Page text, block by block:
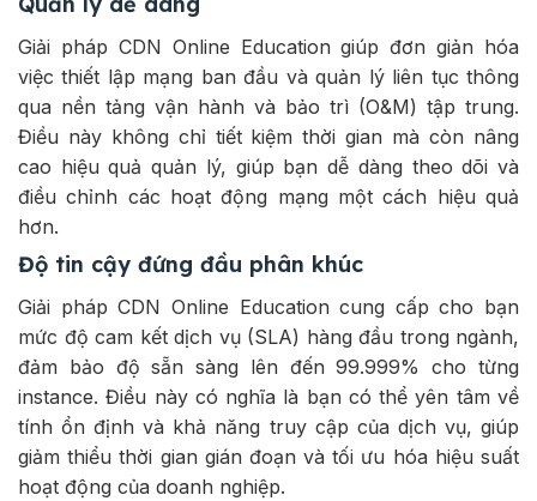
Giải pháp CDN Online Education giúp đơn giản hóa
việc thiết lập mạng ban đầu và quản lý liên tục thông
qua nền tảng vận hành và bảo trì (O&M) tập trung.
Điều này không chỉ tiết kiệm thời gian mà còn nâng
cao hiệu quả quản lý, giúp bạn dễ dàng theo dõi và
điều chỉnh các hoạt động mạng một cách hiệu quả
hơn.
Độ tin cậy đứng đầu phân khúc
Giải pháp CDN Online Education cung cấp cho bạn
mức độ cam kết dịch vụ (SLA) hàng đầu trong ngành,
đảm bảo độ sẵn sàng lên đến 99.999% cho từng
instance. Điều này có nghĩa là bạn có thể yên tâm về
tính ổn định và khả năng truy cập của dịch vụ, giúp
giảm thiểu thời gian gián đoạn và tối ưu hóa hiệu suất
hoạt động của doanh nghiệp.